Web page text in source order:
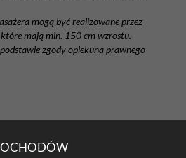
mogą być realizowane przez
które mają min. 150 cm wzrostu.
zgody opiekuna prawnego